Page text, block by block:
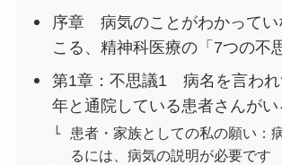
序章 病気のことがわかってい
こる、精神科医療の「7つの不
第1章：不思議1 病名を言われ
年と通院している患者さんがい
患者・家族としての私の願い：
るには、病気の説明が必要です